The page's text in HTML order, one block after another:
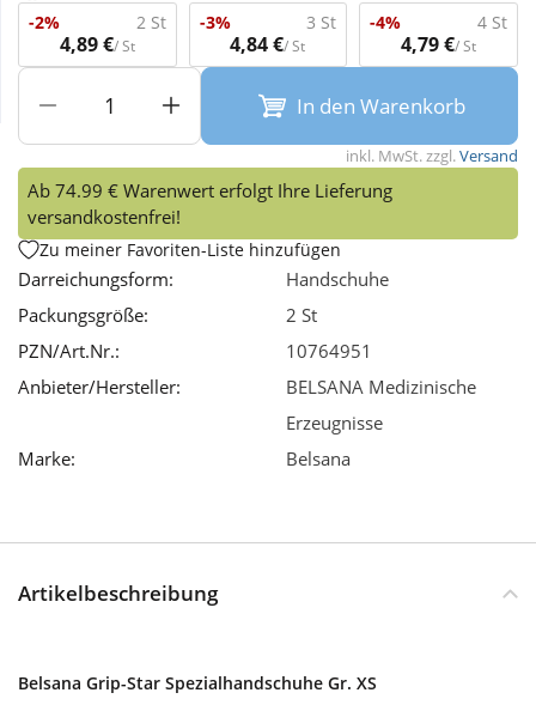
Tierbedarf
Wellness
-2%
2 St
4,89 €/ St
-3% 3 St
4,84 €/ St
-4% 4 St
4,79 €/ St
In den Warenkorb
inkl. MwSt. zzgl.Versand
Ab 74.99 € Warenwert erfolgt Ihre Lieferung
versandkostenfrei!
Zu meiner Favoriten-Liste hinzufügen
Darreichungsform:
Handschuhe
Packungsgröße:
2 St
PZN/Art.Nr.:
10764951
Anbieter/Hersteller:
BELSANA Medizinische
Erzeugnisse
Marke:
Belsana
Artikelbeschreibung
Belsana Grip-Star Spezialhandschuhe Gr. XS